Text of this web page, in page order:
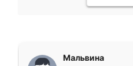
Мальвина